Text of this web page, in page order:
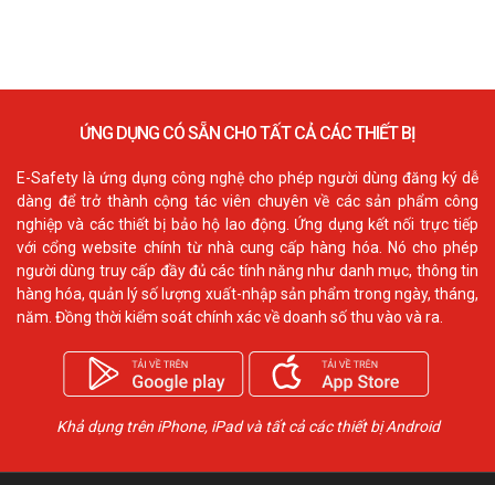
ỨNG DỤNG CÓ SẴN CHO TẤT CẢ CÁC THIẾT BỊ
E-Safety là ứng dụng công nghệ cho phép người dùng đăng ký dễ
dàng để trở thành cộng tác viên chuyên về các sản phẩm công
nghiệp và các thiết bị bảo hộ lao động. Ứng dụng kết nối trực tiếp
với cổng website chính từ nhà cung cấp hàng hóa. Nó cho phép
người dùng truy cấp đầy đủ các tính năng như danh mục, thông tin
hàng hóa, quản lý số lượng xuất-nhập sản phẩm trong ngày, tháng,
năm. Đồng thời kiểm soát chính xác về doanh số thu vào và ra.
Khả dụng trên iPhone, iPad và tất cả các thiết bị Android